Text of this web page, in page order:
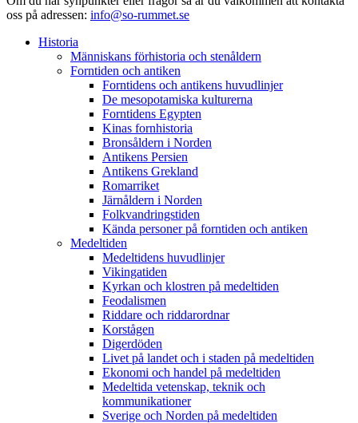
oss på adressen: info@so-rummet.se
Historia
Människans förhistoria och stenåldern
Forntiden och antiken
Forntidens och antikens huvudlinjer
De mesopotamiska kulturerna
Forntidens Egypten
Kinas fornhistoria
Bronsåldern i Norden
Antikens Persien
Antikens Grekland
Romarriket
Järnåldern i Norden
Folkvandringstiden
Kända personer på forntiden och antiken
Medeltiden
Medeltidens huvudlinjer
Vikingatiden
Kyrkan och klostren på medeltiden
Feodalismen
Riddare och riddarordnar
Korstågen
Digerdöden
Livet på landet och i staden på medeltiden
Ekonomi och handel på medeltiden
Medeltida vetenskap, teknik och
kommunikationer
Sverige och Norden på medeltiden